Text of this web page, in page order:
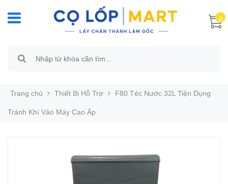
0
Trang chủ Thiết Bị Hỗ Trợ F80 Téc Nước 32L Tiện Dụng
Tránh Khí Vào Máy Cao Áp